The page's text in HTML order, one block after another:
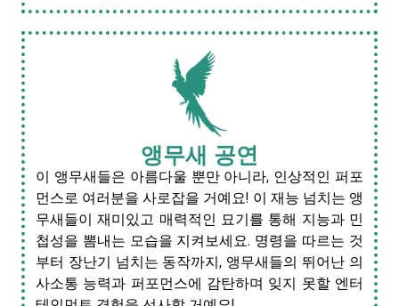
앵무새 공연
이 앵무새들은 아름다울 뿐만 아니라, 인상적인 퍼포
먼스로 여러분을 사로잡을 거예요! 이 재능 넘치는 앵
무새들이 재미있고 매력적인 묘기를 통해 지능과 민
첩성을 뽐내는 모습을 지켜보세요. 명령을 따르는 것
부터 장난기 넘치는 동작까지, 앵무새들의 뛰어난 의
사소통 능력과 퍼포먼스에 감탄하며 잊지 못할 엔터